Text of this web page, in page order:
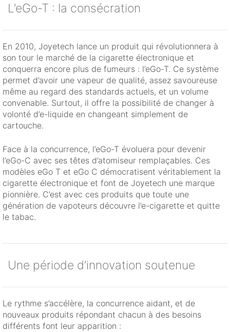
L’eGo-T : la consécration
En 2010, Joyetech lance un produit qui révolutionnera à
son tour le marché de la cigarette électronique et
conquerra encore plus de fumeurs : l’eGo-T. Ce système
permet d’avoir une vapeur de qualité, assez savoureuse
même au regard des standards actuels, et un volume
convenable. Surtout, il offre la possibilité de changer à
volonté d’e-liquide en changeant simplement de
cartouche.
Face à la concurrence, l’eGo-T évoluera pour devenir
l’eGo-C avec ses têtes d’atomiseur remplaçables. Ces
modèles eGo T et eGo C démocratisent véritablement la
cigarette électronique et font de Joyetech une marque
pionnière. C’est avec ces produits que toute une
génération de vapoteurs découvre l’e-cigarette et quitte
le tabac.
Une période d’innovation soutenue
Le rythme s’accélère, la concurrence aidant, et de
nouveaux produits répondant chacun à des besoins
différents font leur apparition :